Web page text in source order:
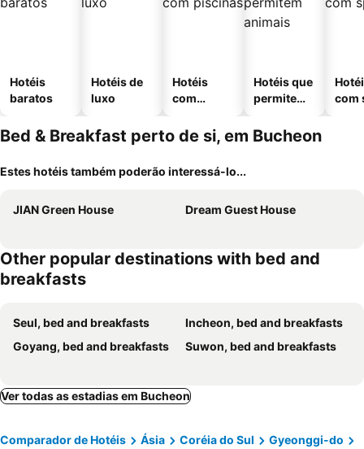
Hotéis
baratos
Hotéis de
luxo
Hotéis
com
Hotéis que
permitem
com
Bed & Breakfast perto de si, em Bucheon
Estes hotéis também poderão interessá-lo...
JIAN Green House Dream Guest House
Other popular destinations with bed and
breakfasts
Seul, bed and breakfasts
Incheon, bed and breakfasts
Goyang, bed and breakfasts
Suwon, bed and breakfasts
Ver todas as estadias em Bucheon
Comparador de Hotéis Ásia Coréia do Sul
Gyeonggi-do